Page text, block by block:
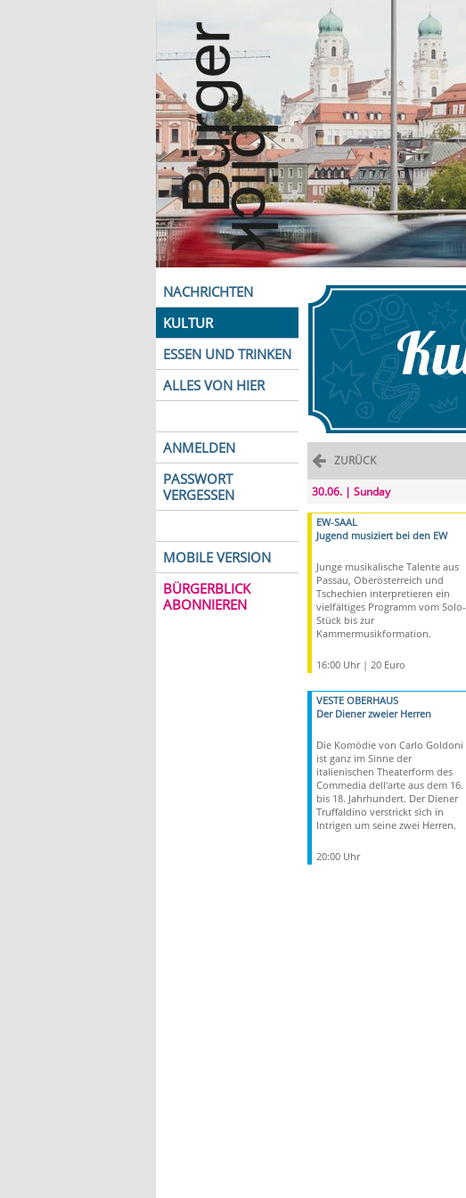
NACHRICHTEN
KULTUR
ESSEN UND TRINKEN
ALLES VON HIER
ANMELDEN
PASSWORT
VERGESSEN
MOBILE VERSION
BÜRGERBLICK
ABONNIEREN
ZURÜCK
30.06. | Sunday
EW-SAAL
Jugend musiziert bei den EW
Junge musikalische Talente aus
Passau, Oberösterreich und
Tschechien interpretieren ein
vielfältiges Programm vom Solo-
Stück bis zur
Kammermusikformation.
16:00 Uhr | 20 Euro
VESTE OBERHAUS
Der Diener zweier Herren
Die Komödie von Carlo Goldoni
ist ganz im Sinne der
italienischen Theaterform des
Commedia dell'arte aus dem 16.
bis 18. Jahrhundert. Der Diener
Truffaldino verstrickt sich in
Intrigen um seine zwei Herren.
20:00 Uhr